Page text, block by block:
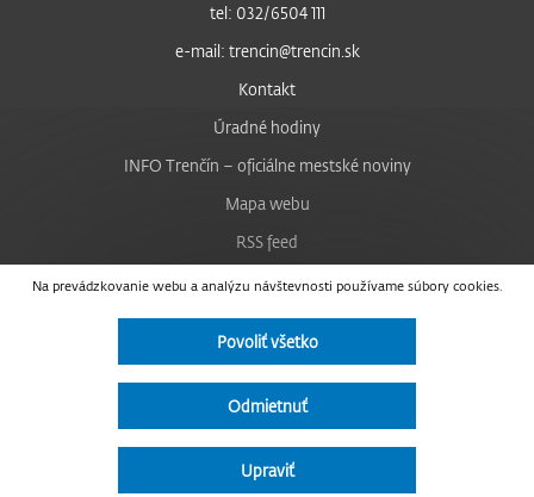
Na prevádzkovanie webu a analýzu návštevnosti používame súbory cookies.
Povoliť všetko
Odmietnuť
Upraviť
tel: 032/6504 111
e-mail: trencin@trencin.sk
Kontakt
Úradné hodiny
INFO Trenčín – oficiálne mestské noviny
Mapa webu
RSS feed
Nastavenie cookies
Facebook
Instagram
Vyhlásenie o prístupnosti